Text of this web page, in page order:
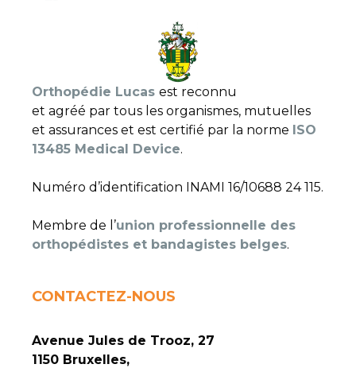
Orthopédie Lucas est reconnu
et agréé par tous les organismes, mutuelles
et assurances et est certifié par la norme ISO
13485 Medical Device.
Numéro d’identification INAMI 16/10688 24 115.
Membre de l’union professionnelle des
orthopédistes et bandagistes belges.
CONTACTEZ-NOUS
Avenue Jules de Trooz, 27
1150 Bruxelles,